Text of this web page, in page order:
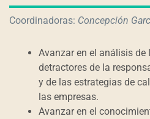
Coordinadoras: Concepción
Avanzar en el análisis
detractores de la
y de las estrategias de
las empresas.
Avanzar en el